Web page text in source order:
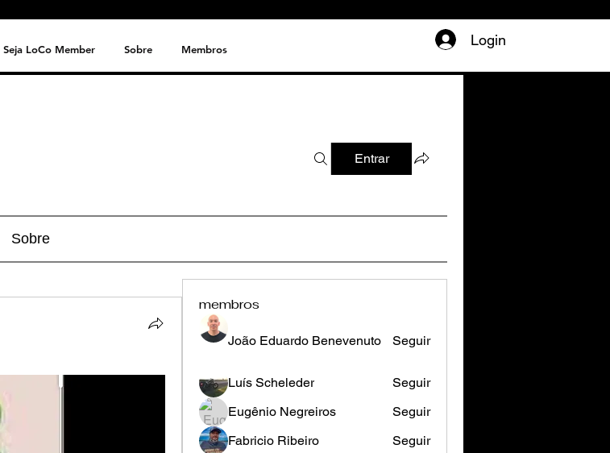
Seja LoCo Member Sobre Membros
Login
Entrar
Sobre
membros
João Eduardo Benevenuto Seguir
Luís Scheleder
Seguir
Eugênio Negreiros
Seguir
Fabricio Ribeiro
Seguir